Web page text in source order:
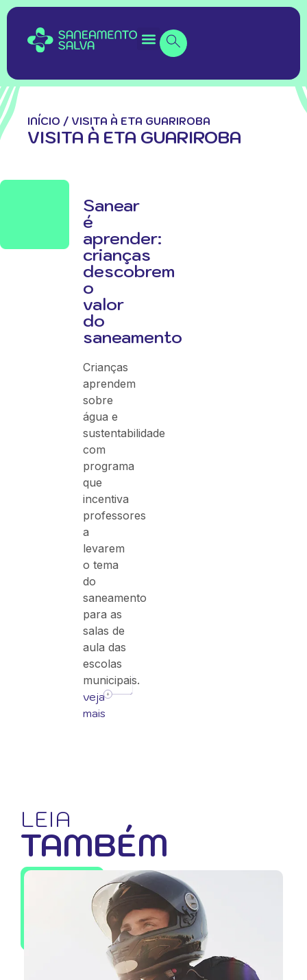
INÍCIO / VISITA À ETA GUARIROBA
VISITA À ETA GUARIROBA
Sanear
é
aprender:
crianças
descobrem
o
valor
do
saneamento
Crianças
aprendem
sobre
água e
sustentabilidade
com
programa
que
incentiva
professores
a
levarem
o tema
do
saneamento
para as
salas de
aula das
escolas
municipais.
veja
mais
LEIA
TAMBÉM